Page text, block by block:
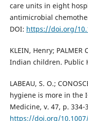
care units in eight
antimicrobial
DOI: https://doi.org/
KLEIN, Henry;
Indian children. Public
LABEAU, S. O.;
hygiene is more in the
Medicine, v. 47, p. 334-
https://doi.org/